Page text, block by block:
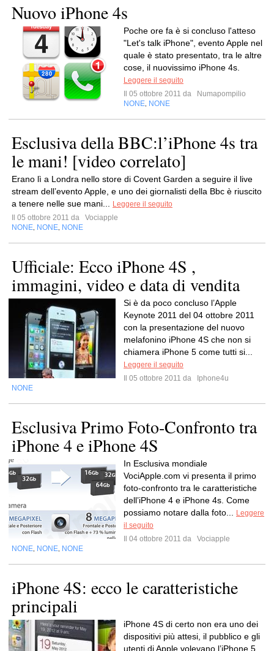
Nuovo iPhone 4s
Poche ore fa è si concluso l'atteso
"Let's talk iPhone", evento Apple nel
quale è stato presentato, tra le altre
cose, il nuovissimo iPhone 4s.
Leggere il seguito
Il 05 ottobre 2011 da
Numapompilio
NONE NONE
Esclusiva della BBC:l’iPhone 4s tra
le mani! [video correlato]
Erano lì a Londra nello store di Covent Garden a seguire il live
stream dell’evento Apple, e uno dei giornalisti della Bbc è riuscito
a tenere nelle sue mani...
Leggere il seguito
Il 05 ottobre 2011 da
Vociapple
NONE NONE NONE
Ufficiale: Ecco iPhone 4S ,
immagini, video e data di vendita
Si è da poco concluso l’Apple
Keynote 2011 del 04 ottobre 2011
con la presentazione del nuovo
melafonino iPhone 4S che non si
chiamera iPhone 5 come tutti si...
Leggere il seguito
Il 05 ottobre 2011 da
Iphone4u
NONE
Esclusiva Primo Foto-Confronto tra
iPhone 4 e iPhone 4S
In Esclusiva mondiale
VociApple.com vi presenta il primo
foto-confronto tra le caratteristiche
dell’iPhone 4 e iPhone 4s. Come
possiamo notare dalla foto...
Leggere
il seguito
Il 04 ottobre 2011 da
Vociapple
NONE NONE NONE
iPhone 4S: ecco le caratteristiche
principali
iPhone 4S di certo non era uno dei
dispositivi più attesi, il pubblico e gli
utenti di Apple volevano l’iPhone 5 ,